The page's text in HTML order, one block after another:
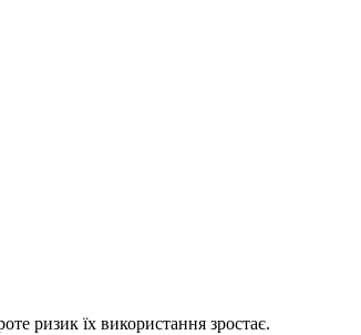
ризик їх використання зростає.